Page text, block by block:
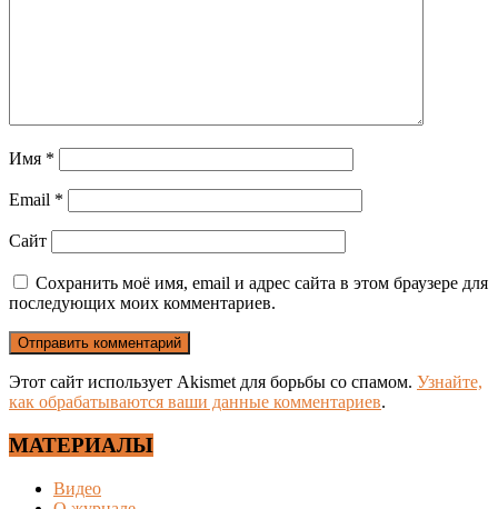
Имя *
Email *
Сайт
Сохранить моё имя, email и адрес сайта в этом браузере для
последующих моих комментариев.
Этот сайт использует Akismet для борьбы со спамом. Узнайте,
как обрабатываются ваши данные комментариев.
МАТЕРИАЛЫ
Видео